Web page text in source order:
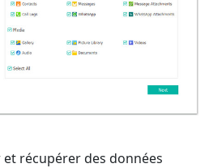
et récupérer des données